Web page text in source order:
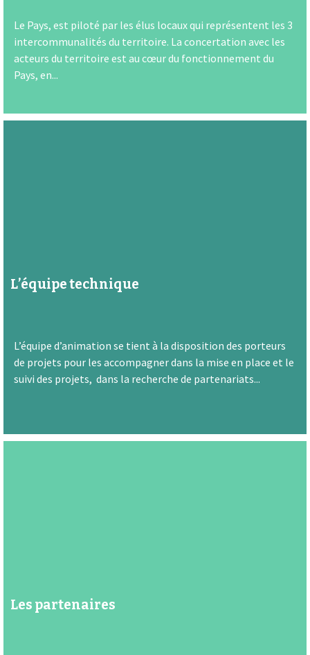
Le Pays, est piloté par les élus locaux qui représentent les 3
intercommunalités du territoire. La concertation avec les
acteurs du territoire est au cœur du fonctionnement du
Pays, en...
L’équipe technique
L’équipe d’animation se tient à la disposition des porteurs
de projets pour les accompagner dans la mise en place et le
suivi des projets, dans la recherche de partenariats...
Les partenaires